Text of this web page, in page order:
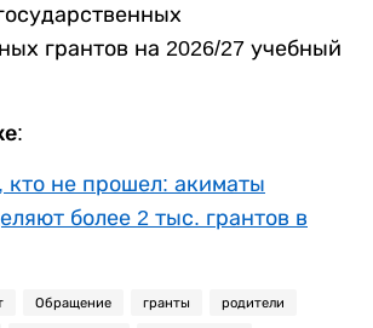
грантов на 2026/27 учебный
кто не прошел: акиматы
более 2 тыс. грантов в
Обращение гранты родители